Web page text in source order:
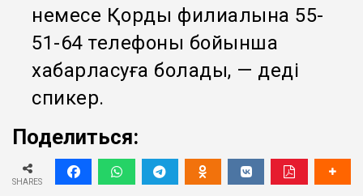
немесе Қордың филиалына 55-
51-64 телефоны бойынша
хабарласуға болады, — деді
спикер.
Поделиться:
SHARES